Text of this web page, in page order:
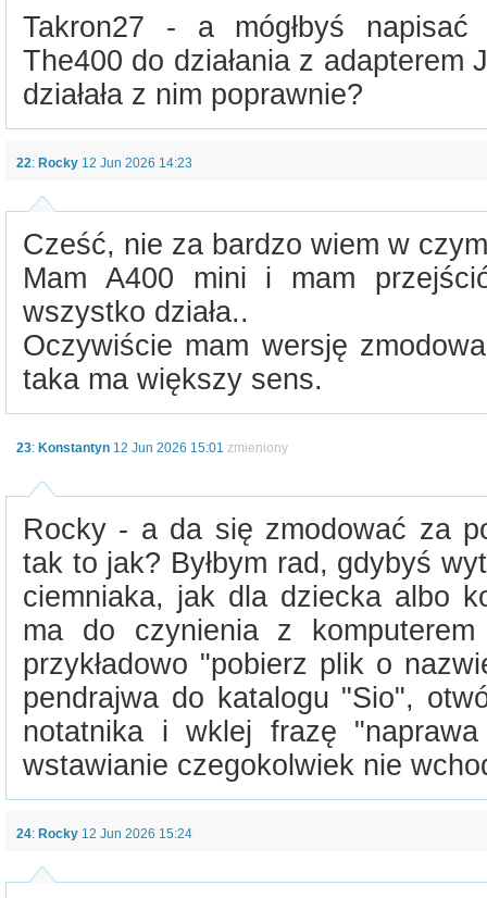
Takron27 - a mógłbyś
The400 do działania z adapterem
działała z nim poprawnie?
22: Rocky 12 Jun 2026 14:23
Cześć, nie za bardzo wiem w
Mam A400 mini i mam
wszystko działa..
Oczywiście mam wersję
taka ma większy sens.
23: Konstantyn 12 Jun 2026 15:01 zmieniony
Rocky - a da się zmodować za
tak to jak? Byłbym rad, gdybyś
ciemniaka, jak dla dziecka albo
ma do czynienia z
przykładowo "pobierz plik o
pendrajwa do katalogu "Sio",
notatnika i wklej frazę
wstawianie czegokolwiek nie
24: Rocky 12 Jun 2026 15:24